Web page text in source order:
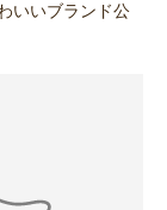
いいブランド公